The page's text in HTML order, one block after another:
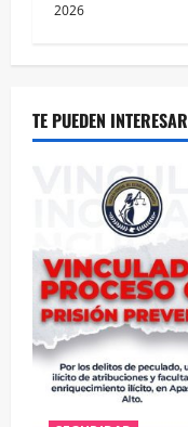
2026
TE PUEDEN INTERESAR